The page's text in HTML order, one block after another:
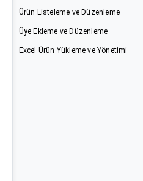
Ürün Listeleme ve Düzenleme
Üye Ekleme ve Düzenleme
Excel Ürün Yükleme ve Yönetimi